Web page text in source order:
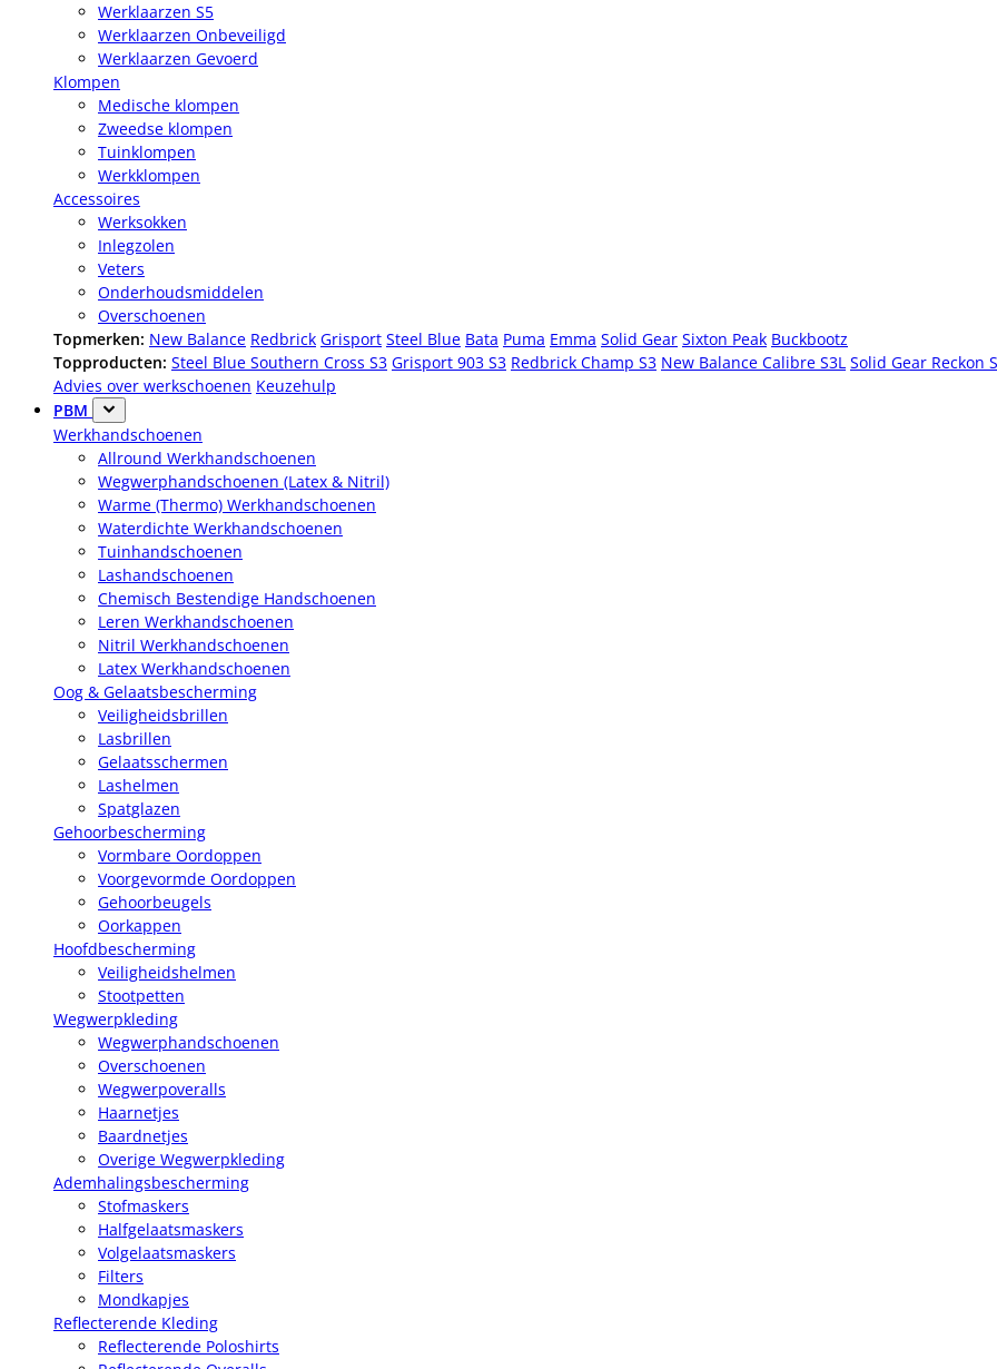
Werklaarzen S5
Werklaarzen Onbeveiligd
Werklaarzen Gevoerd
Klompen
Medische klompen
Zweedse klompen
Tuinklompen
Werkklompen
Accessoires
Werksokken
Inlegzolen
Veters
Onderhoudsmiddelen
Overschoenen
Topmerken: New Balance Redbrick Grisport Steel Blue Bata Puma Emma Solid Gear Sixton Peak Buckbootz
Topproducten: Steel Blue Southern Cross S3 Grisport 903 S3 Redbrick Champ S3 New Balance Calibre S3L Solid Gear Reckon
Advies over werkschoenen Keuzehulp
PBM
Werkhandschoenen
Allround Werkhandschoenen
Wegwerphandschoenen (Latex & Nitril)
Warme (Thermo) Werkhandschoenen
Waterdichte Werkhandschoenen
Tuinhandschoenen
Lashandschoenen
Chemisch Bestendige Handschoenen
Leren Werkhandschoenen
Nitril Werkhandschoenen
Latex Werkhandschoenen
Oog & Gelaatsbescherming
Veiligheidsbrillen
Lasbrillen
Gelaatsschermen
Lashelmen
Spatglazen
Gehoorbescherming
Vormbare Oordoppen
Voorgevormde Oordoppen
Gehoorbeugels
Oorkappen
Hoofdbescherming
Veiligheidshelmen
Stootpetten
Wegwerpkleding
Wegwerphandschoenen
Overschoenen
Wegwerpoveralls
Haarnetjes
Baardnetjes
Overige Wegwerpkleding
Ademhalingsbescherming
Stofmaskers
Halfgelaatsmaskers
Volgelaatsmaskers
Filters
Mondkapjes
Reflecterende Kleding
Reflecterende Poloshirts